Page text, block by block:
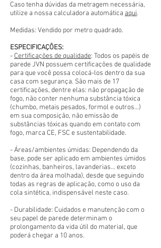
Caso tenha dúvidas da metragem necessária,
utilize a nossa calculadora automática aqui.
Medidas: Vendido por metro quadrado.
ESPECIFICAÇÕES:
- Certificações de qualidade: Todos os papéis de
parede JVN possuem certificações de qualidade
para que você possa colocá-los dentro da sua
casa com segurança. São mais de 17
certificações, dentre elas: não propagação de
fogo, não conter nenhuma substância tóxica
(chumbo, metais pesados, formol e outros...)
em sua composição, não emissão de
substâncias tóxicas quando em contato com
fogo, marca CE, FSC e sustentabilidade.
- Áreas/ambientes úmidas: Dependendo da
base, pode ser aplicado em ambientes úmidos
(cozinhas, banheiros, lavanderias... exceto
dentro da área molhada), desde que seguindo
todas as regras de aplicação, como o uso da
cola sintética, indispensável neste caso.
- Durabilidade: Cuidados e manutenção com o
seu papel de parede determinam o
prolongamento da vida útil do material, que
poderá chegar a 10 anos.